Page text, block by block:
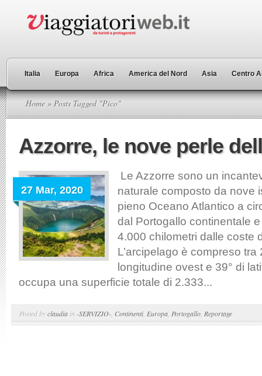
Italia Europa Africa America del Nord Asia Centro
Home » Posts Tagged "Pico"
Azzorre, le nove perle
27 Mar, 2020
Le Azzorre sono un
naturale composto da nove
pieno Oceano Atlantico a
dal Portogallo continentale
4.000 chilometri dalle coste
L’arcipelago è compreso tra
longitudine ovest e 39° di
occupa una superficie totale di 2.333...
Posted byclaudia in -SERVIZIO- Continenti, Europa Portogallo Reportage